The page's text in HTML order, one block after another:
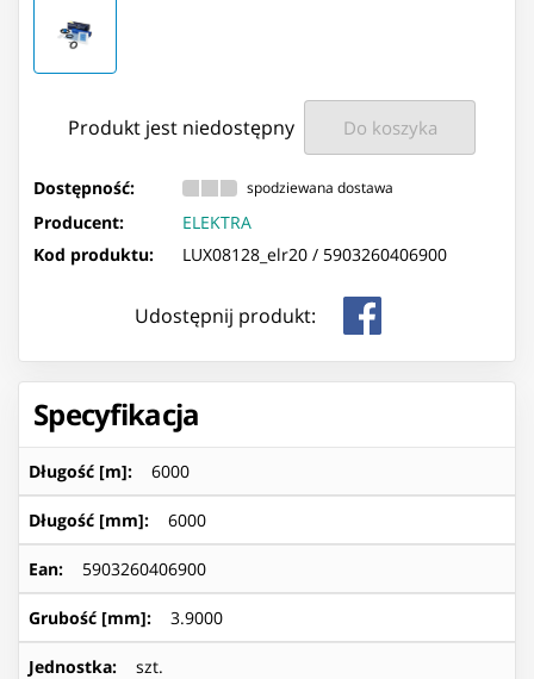
Produkt jest niedostępny Do koszyka
Dostępność: spodziewana dostawa
Producent:
ELEKTRA
Kod produktu:
LUX08128_elr20 / 5903260406900
Udostępnij produkt:
Specyfikacja
Długość [m]: 6000
Długość [mm]: 6000
Ean: 5903260406900
Grubość [mm]: 3.9000
Jednostka: szt.